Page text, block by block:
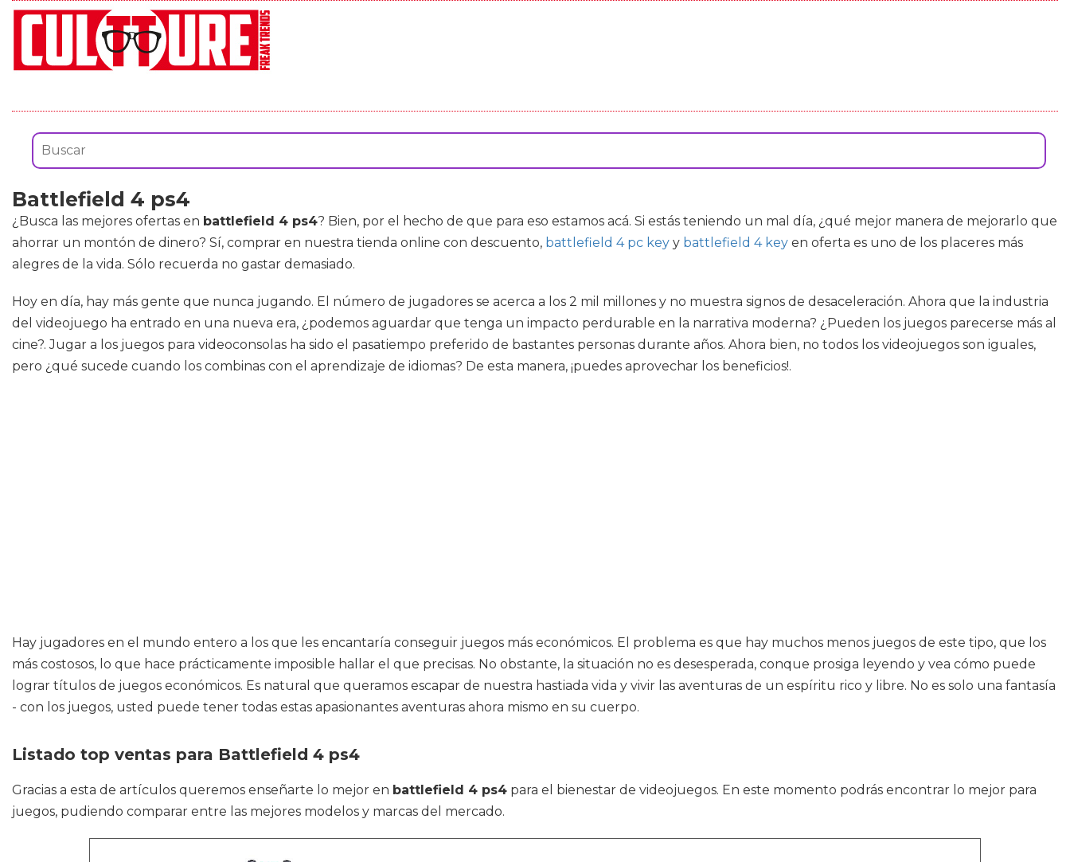
Battlefield 4 ps4
¿Busca las mejores ofertas en battlefield 4 ps4? Bien, por el hecho de que para eso estamos acá. Si estás teniendo un mal día, ¿qué mejor manera de mejorarlo que
ahorrar un montón de dinero? Sí, comprar en nuestra tienda online con descuento, battlefield 4 pc key y battlefield 4 key en oferta es uno de los placeres más
alegres de la vida. Sólo recuerda no gastar demasiado.
Hoy en día, hay más gente que nunca jugando. El número de jugadores se acerca a los 2 mil millones y no muestra signos de desaceleración. Ahora que la industria
del videojuego ha entrado en una nueva era, ¿podemos aguardar que tenga un impacto perdurable en la narrativa moderna? ¿Pueden los juegos parecerse más al
cine?. Jugar a los juegos para videoconsolas ha sido el pasatiempo preferido de bastantes personas durante años. Ahora bien, no todos los videojuegos son iguales,
pero ¿qué sucede cuando los combinas con el aprendizaje de idiomas? De esta manera, ¡puedes aprovechar los beneficios!.
Hay jugadores en el mundo entero a los que les encantaría conseguir juegos más económicos. El problema es que hay muchos menos juegos de este tipo, que los
más costosos, lo que hace prácticamente imposible hallar el que precisas. No obstante, la situación no es desesperada, conque prosiga leyendo y vea cómo puede
lograr títulos de juegos económicos. Es natural que queramos escapar de nuestra hastiada vida y vivir las aventuras de un espíritu rico y libre. No es solo una fantasía
- con los juegos, usted puede tener todas estas apasionantes aventuras ahora mismo en su cuerpo.
Listado top ventas para Battlefield 4 ps4
Gracias a esta de artículos queremos enseñarte lo mejor en battlefield 4 ps4 para el bienestar de videojuegos. En este momento podrás encontrar lo mejor para
juegos, pudiendo comparar entre las mejores modelos y marcas del mercado.